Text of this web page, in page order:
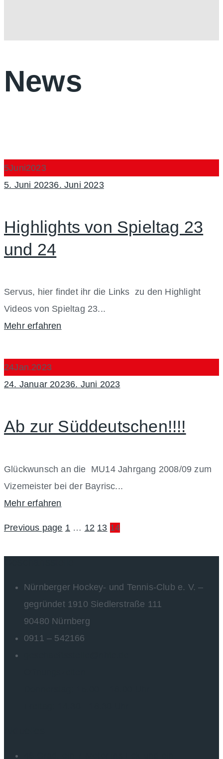
News
5Juni2023
Posted
5. Juni 20236. Juni 2023
Highlights von Spieltag 23
und 24
Servus, hier findet ihr die Links zu den Highlight
Videos von Spieltag 23...
Mehr erfahren
24Jan.2023
Posted
24. Januar 20236. Juni 2023
Ab zur Süddeutschen!!!!
Glückwunsch an die MU14 Jahrgang 2008/09 zum
Vizemeister bei der Bayrisc...
Mehr erfahren
Previous page 1 … 12 13 14
Nürnberger Hockey- und Tennis-Club e. V. –
gegründet 1910 Siedlerstraße 111
90480 Nürnberg
0911 – 542166